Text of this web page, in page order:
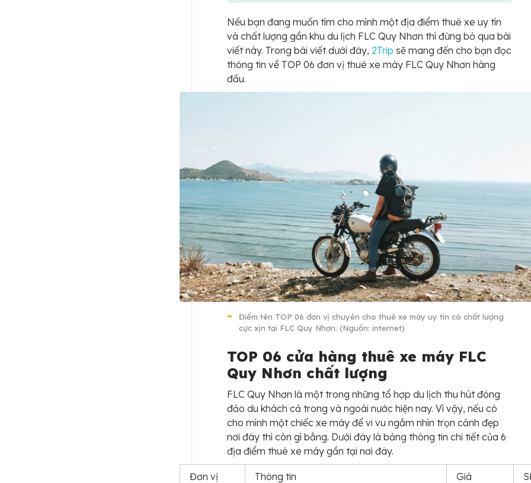
Nếu bạn đang muốn tìm cho mình một địa điểm thuê xe uy tín
và chất lượng gần khu du lịch FLC Quy Nhơn thì đừng bỏ qua bài
viết này. Trong bài viết dưới đây, 2Trip sẽ mang đến cho bạn đọc
thông tin về TOP 06 đơn vị thuê xe máy FLC Quy Nhơn hàng
đầu.
Điểm tên TOP 06 đơn vị chuyên cho thuê xe máy uy tín có chất lượng
cực xịn tại FLC Quy Nhơn. (Nguồn: internet)
TOP 06 cửa hàng thuê xe máy FLC
Quy Nhơn chất lượng
FLC Quy Nhơn là một trong những tổ hợp du lịch thu hút đông
đảo du khách cả trong và ngoài nước hiện nay. Vì vậy, nếu có
cho mình một chiếc xe máy để vi vu ngắm nhìn trọn cảnh đẹp
nơi đây thì còn gì bằng. Dưới đây là bảng thông tin chi tiết của 6
địa điểm thuê xe máy gần tại nơi đây.
Đơn vị Thông tin Giá